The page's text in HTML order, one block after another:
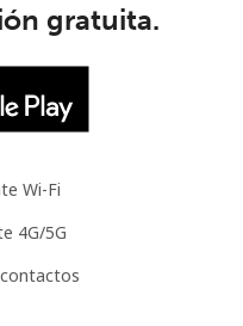
gratuita.
Wi-Fi
4G/5G